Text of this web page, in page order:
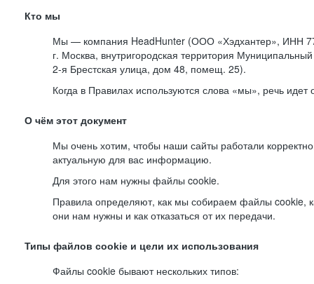
Кто мы
Мы — компания HeadHunter (ООО «Хэдхантер», ИНН
г. Москва, внутригородская территория Муниципальный
2-я Брестская улица, дом 48, помещ. 25).
Когда в Правилах используются слова «мы», речь
О чём этот документ
Мы очень хотим, чтобы наши сайты работали
актуальную для вас информацию.
Для этого нам нужны файлы cookie.
Правила определяют, как мы собираем файлы cookie,
они нам нужны и как отказаться от их передачи.
Типы файлов cookie и цели их использования
Файлы cookie бывают нескольких типов: